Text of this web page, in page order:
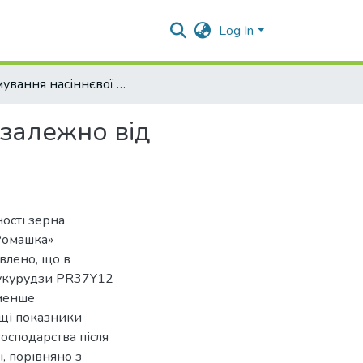
Log In
Формування насіннєвої продуктивності кукурудзи залежно від попередника
від
зерна
що в
PR37Y12
показники
після
порівняно з